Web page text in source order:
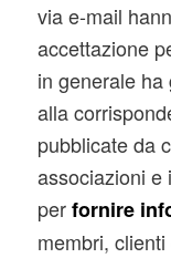
via e-mail
accettazione
in generale
alla
pubblicate da
associazioni e
perfornire
membri,